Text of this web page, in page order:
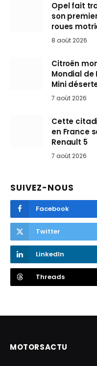
Opel fait
son
roues
8 août 2026
Citroën
Mondial de
Mini
7 août 2026
Cette
en France
Renault 5
7 août 2026
SUIVEZ-NOUS
Facebook
Twitter
LinkedIn
Threads
MOTORSACTU